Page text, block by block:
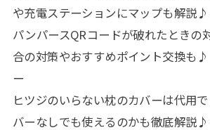
や充電ステーションにマップも解説♪
パンパースQRコードが破れたときの
合の対策やおすすめポイント交換
ー
ヒツジのいらない枕のカバーは代用
バーなしでも使えるのかも徹底解説♪